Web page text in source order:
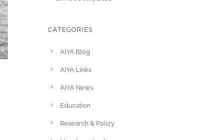
CATEGORIES
AIYA Blog
AIYA Links
AIYA News
Education
Research & Policy